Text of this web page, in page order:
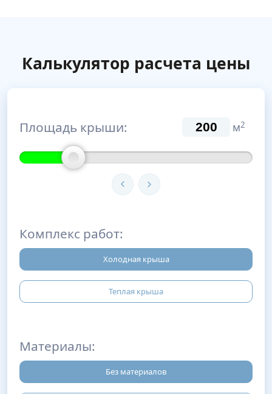
Калькулятор расчета цены
Площадь крыши: м2
Комплекс работ:
Холодная крыша
Теплая крыша
Материалы:
Без материалов